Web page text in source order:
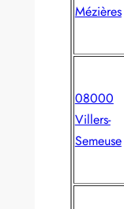
Mézières
08000
Villers-
Semeuse